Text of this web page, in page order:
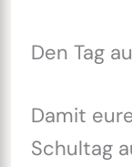
Den Tag
Damit
Schultag